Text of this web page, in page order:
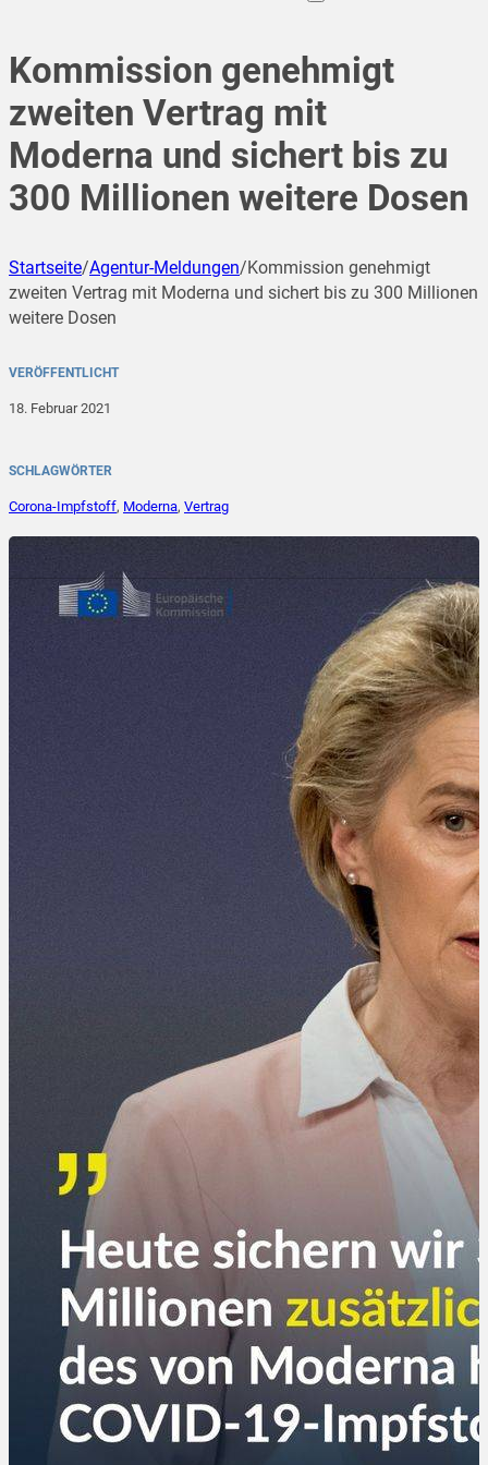
Kommission genehmigt
zweiten Vertrag mit
Moderna und sichert bis zu
300 Millionen weitere Dosen
Startseite/Agentur-Meldungen/Kommission genehmigt
zweiten Vertrag mit Moderna und sichert bis zu 300 Millionen
weitere Dosen
VERÖFFENTLICHT
18. Februar 2021
SCHLAGWÖRTER
Corona-Impfstoff, Moderna, Vertrag